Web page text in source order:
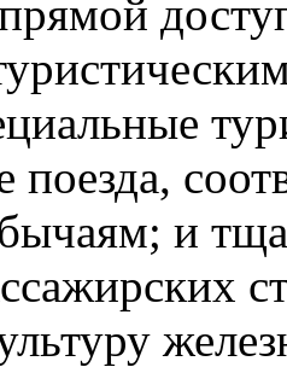
поезда,
и